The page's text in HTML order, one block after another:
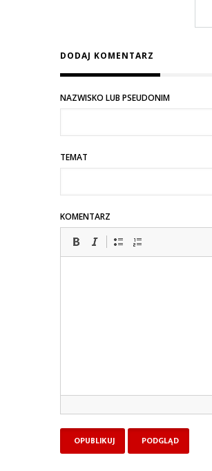
DODAJ KOMENTARZ
NAZWISKO LUB PSEUDONIM
TEMAT
KOMENTARZ